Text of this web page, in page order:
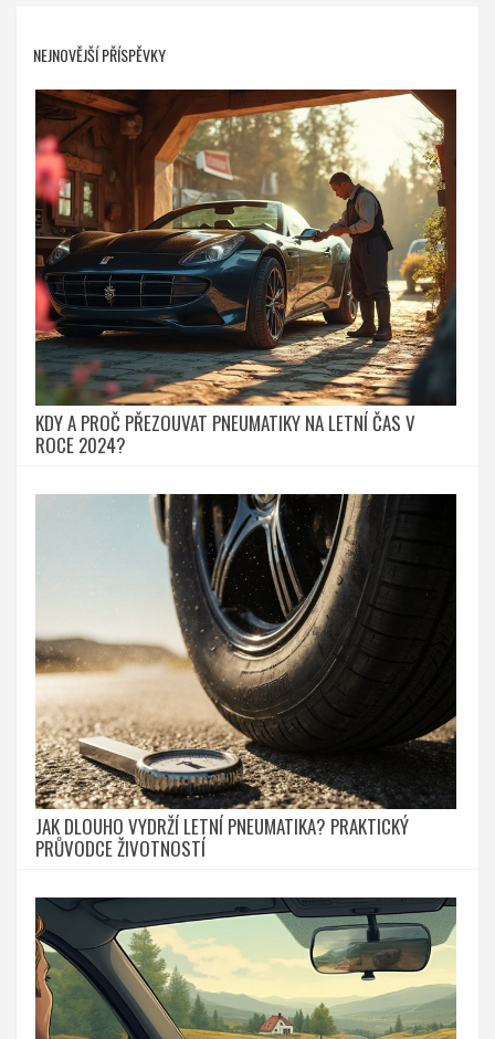
NEJNOVĚJŠÍ PŘÍSPĚVKY
KDY A PROČ PŘEZOUVAT PNEUMATIKY NA LETNÍ ČAS V
ROCE 2024?
JAK DLOUHO VYDRŽÍ LETNÍ PNEUMATIKA? PRAKTICKÝ
PRŮVODCE ŽIVOTNOSTÍ